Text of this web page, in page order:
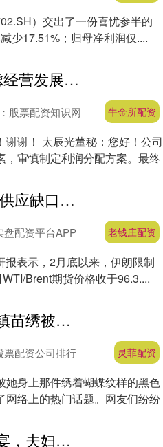
）交出了一份喜忧参半的
少17.51%；归母净利润仅....
牛金所配资 太辰光: 公司将综合考虑经营发展、股东回报及监管要求等因素, 审慎制定利润分配方案
牛金所配资
股票配资知识网
谢！ 太辰光董秘：您好！公司
审慎制定利润分配方案。最终
老钱庄配资 华泰证券： 石油持续性供应缺口或抬升中期油价中枢
老钱庄配资
盘配资平台APP
表示，2月底以来，伊朗限制
Brent期货价格收于96.3....
灵菲配资 非遗传承人怒了！边城小镇苗绣被明星穿成爆款，却无人知出处
灵菲配资
票配资公司排行
身上那件绣着蝴蝶纹样的黑色
络上的热门话题。网友们纷纷
融通资产 徐子淇李家诚合体出席晚宴，夫妇二人一起上台祝酒，尽显感情恩爱